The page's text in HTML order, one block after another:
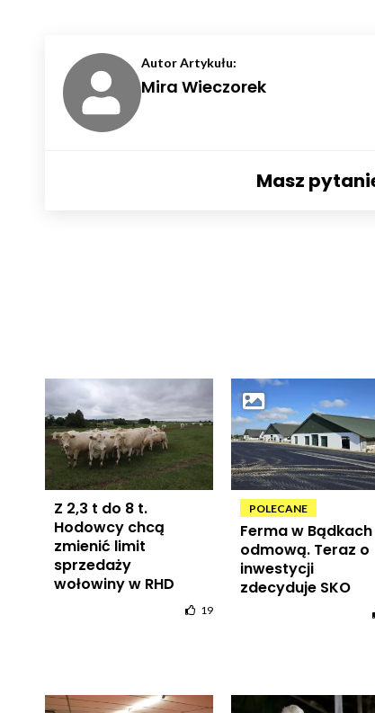
Autor Artykułu:
Mira Wieczorek
Masz
Z 2,3 t do 8 t.
Hodowcy chcą
zmienić limit
sprzedaży
wołowiny w RHD
19
POLECANE
Ferma w Bądkach
odmową. Teraz o
inwestycji
zdecyduje SKO